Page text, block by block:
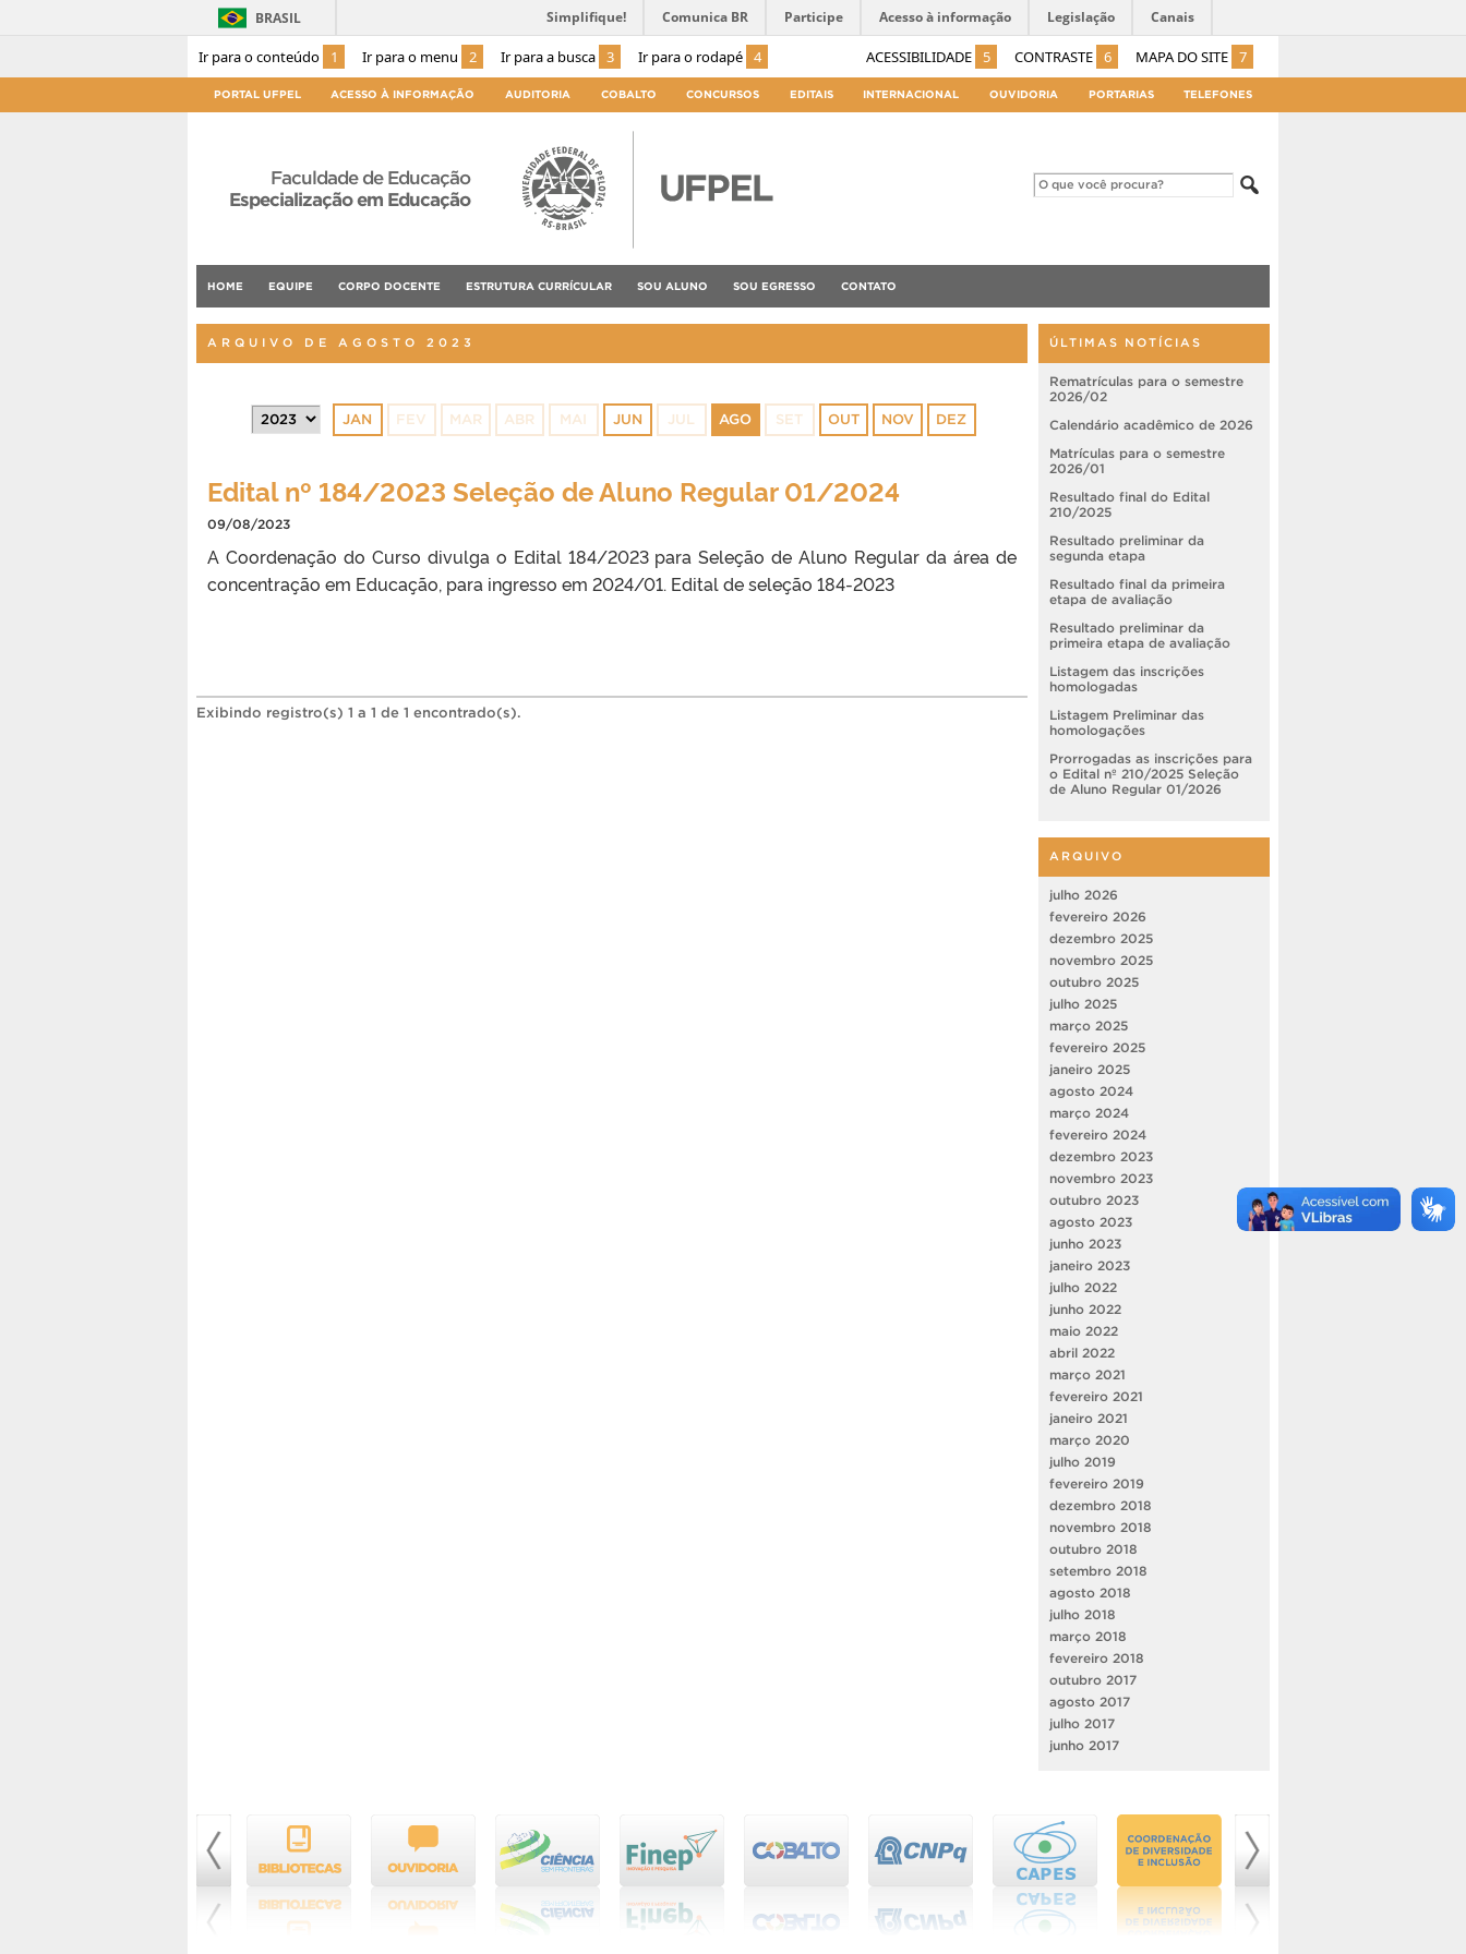
Ir para o conteúdo 1 Ir para o menu 2 Ir para a busca 3 Ir para o rodapé 4 ACESSIBILIDADE 5 CONTRASTE 6 MAPA DO SITE 7
BRASIL Simplifique! Comunica BR Participe Acesso à informação Legislação Canais
PORTAL UFPEL ACESSO À INFORMAÇÃO AUDITORIA COBALTO CONCURSOS EDITAIS INTERNACIONAL OUVIDORIA PORTARIAS TELEFONES
Faculdade de Educação
Especialização em Educação
HOME EQUIPE CORPO DOCENTE ESTRUTURA CURRÍCULAR SOU ALUNO SOU EGRESSO CONTATO
ARQUIVO DE AGOSTO 2023
JAN FEV MAR ABR MAI JUN JUL AGO SET OUT NOV DEZ
Edital nº 184/2023 Seleção de Aluno Regular 01/2024
09/08/2023
A Coordenação do Curso divulga o Edital 184/2023 para Seleção de Aluno Regular da área de
concentração em Educação, para ingresso em 2024/01. Edital de seleção 184-2023
Exibindo registro(s) 1 a 1 de 1 encontrado(s).
ÚLTIMAS NOTÍCIAS
Rematrículas para o semestre
2026/02
Calendário acadêmico de 2026
Matrículas para o semestre
2026/01
Resultado final do Edital
210/2025
Resultado preliminar da
segunda etapa
Resultado final da primeira
etapa de avaliação
Resultado preliminar da
primeira etapa de avaliação
Listagem das inscrições
homologadas
Listagem Preliminar das
homologações
Prorrogadas as inscrições para
o Edital nº 210/2025 Seleção
de Aluno Regular 01/2026
ARQUIVO
julho 2026
fevereiro 2026
dezembro 2025
novembro 2025
outubro 2025
julho 2025
março 2025
fevereiro 2025
janeiro 2025
agosto 2024
março 2024
fevereiro 2024
dezembro 2023
novembro 2023
outubro 2023
agosto 2023
junho 2023
janeiro 2023
julho 2022
junho 2022
maio 2022
abril 2022
março 2021
fevereiro 2021
janeiro 2021
março 2020
julho 2019
fevereiro 2019
dezembro 2018
novembro 2018
outubro 2018
setembro 2018
agosto 2018
julho 2018
março 2018
fevereiro 2018
outubro 2017
agosto 2017
julho 2017
junho 2017